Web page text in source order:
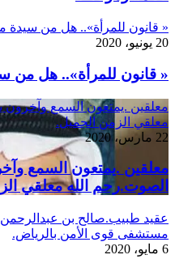
« قانون للمرأة».. هل من سيدة
20 يونيو، 2020
« قانون للمرأة».. هل من
معلقين .يمتعون السمع
معلقي الزمن الجميل.
22 مارس، 2020
معلقين .يمتعون السمع
الصوت.رحم الله معلقي
عقيد طبيب.صالح بن
مستشفى قوى الأمن بالرياض.
6 مايو، 2020